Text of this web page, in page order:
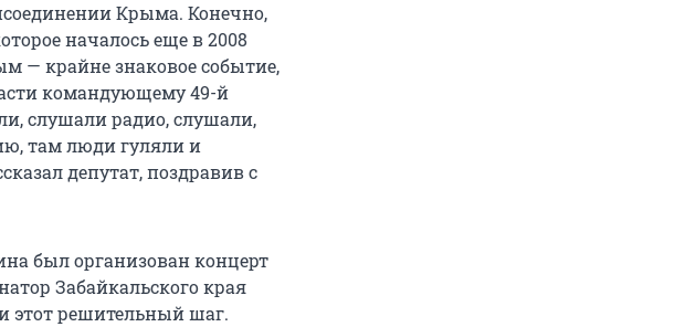
Крыма. Конечно,
началось еще в 2008
— крайне знаковое событие,
командующему 49-й
слушали радио, слушали,
там люди гуляли и
депутат, поздравив с
был организован концерт
Забайкальского края
этот решительный шаг.